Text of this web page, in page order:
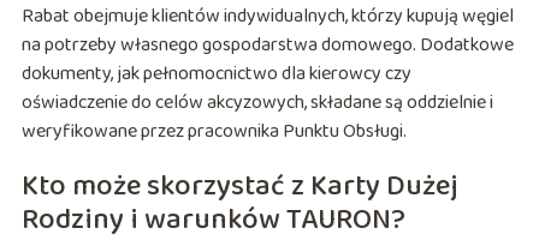
Rabat obejmuje klientów indywidualnych, którzy kupują węgiel
na potrzeby własnego gospodarstwa domowego. Dodatkowe
dokumenty, jak pełnomocnictwo dla kierowcy czy
oświadczenie do celów akcyzowych, składane są oddzielnie i
weryfikowane przez pracownika Punktu Obsługi.
Kto może skorzystać z Karty Dużej
Rodziny i warunków TAURON?